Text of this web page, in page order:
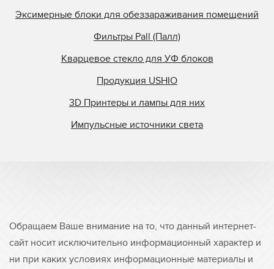
Эксимерные блоки для обеззараживания помещений
Фильтры Pall (Палл)
Кварцевое стекло для УФ блоков
Продукция USHIO
3D Принтеры и лампы для них
Импульсные источники света
Обращаем Ваше внимание на то, что данный интернет-
сайт носит исключительно информационный характер и
ни при каких условиях информационные материалы и